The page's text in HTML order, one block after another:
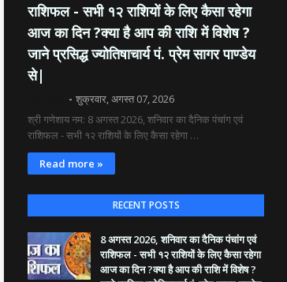
राशिफल - सभी १२ राशियों के लिए कैसा रहेगा
आज का दिन ?क्या है आप की राशि में विशेष ?
जाने प्रसिद्ध ज्योतिषाचार्य पं. प्रेम सागर पाण्डेय
से|
शुक्रवार, अगस्त 07, 2026
श्री गणेशाय नम: 8 अगस्त 2026, शनिवार का दैनिक पंचांग एवं
राशिफल - सभी १२ राशियों के लिए कैसा रहेगा …
Read more »
RECENT POSTS
8 अगस्त 2026, शनिवार का दैनिक पंचांग एवं
राशिफल - सभी १२ राशियों के लिए कैसा रहेगा
आज का दिन ?क्या है आप की राशि में विशेष ?